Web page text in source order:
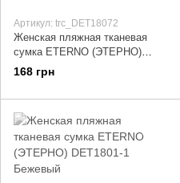
Артикул: trc_DET18072
Женская пляжная тканевая
сумка ETERNO (ЭТЕРНО)
DET1807-2 Розовый
168 грн